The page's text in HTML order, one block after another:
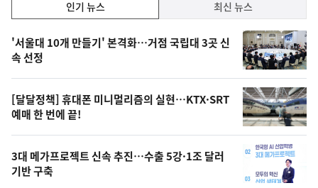
기,
최
신,
오
늘
의
영
상
인기 뉴스 최신 뉴스
기
뉴
스
'서울대 10개 만들기' 본격화…거점 국립대 3곳 신
속 선정
[달달정책] 휴대폰 미니멀리즘의 실현…KTX·SRT
예매 한 번에 끝!
3대 메가프로젝트 신속 추진…수출 5강·1조 달러
기반 구축